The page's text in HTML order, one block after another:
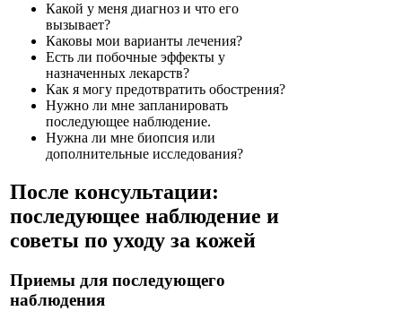
Какой у меня диагноз и что его
вызывает?
Каковы мои варианты лечения?
Есть ли побочные эффекты у
назначенных лекарств?
Как я могу предотвратить обострения?
Нужно ли мне запланировать
последующее наблюдение.
Нужна ли мне биопсия или
дополнительные исследования?
После консультации:
последующее наблюдение и
советы по уходу за кожей
Приемы для последующего
наблюдения